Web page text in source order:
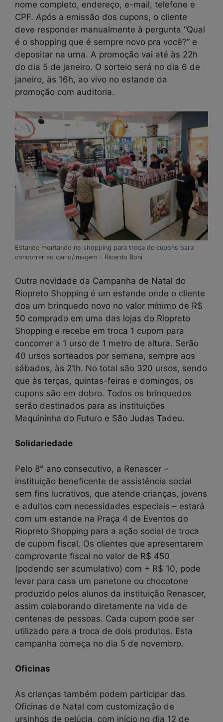
nome completo, endereço, e-mail, telefone e
CPF. Após a emissão dos cupons, o cliente
deve responder manualmente à pergunta “Qual
é o shopping que é sempre novo pra você?” e
depositar na urna. A promoção vai até às 22h
do dia 5 de janeiro. O sorteio será no dia 6 de
janeiro, às 16h, ao vivo no estande da
promoção com auditoria.
Estande montando no shopping para troca de cupons para
concorrer ao carro/imagem – Ricardo Boni
Outra novidade da Campanha de Natal do
Riopreto Shopping é um estande onde o cliente
doa um brinquedo novo no valor mínimo de R$
50 comprado em uma das lojas do Riopreto
Shopping e recebe em troca 1 cupom para
concorrer a 1 urso de 1 metro de altura. Serão
40 ursos sorteados por semana, sempre aos
sábados, às 21h. No total são 320 ursos, sendo
que às terças, quintas-feiras e domingos, os
cupons são em dobro. Todos os brinquedos
serão destinados para as instituições
Maquininha do Futuro e São Judas Tadeu.
Solidariedade
Pelo 8° ano consecutivo, a Renascer –
instituição beneficente de assistência social
sem fins lucrativos, que atende crianças, jovens
e adultos com necessidades especiais – estará
com um estande na Praça 4 de Eventos do
Riopreto Shopping para a ação social de troca
de cupom fiscal. Os clientes que apresentarem
comprovante fiscal no valor de R$ 450
(podendo ser acumulativo) com + R$ 10, pode
levar para casa um panetone ou chocotone
produzido pelos alunos da instituição Renascer,
assim colaborando diretamente na vida de
centenas de pessoas. Cada cupom pode ser
utilizado para a troca de dois produtos. Esta
campanha começa no dia 5 de novembro.
Oficinas
As crianças também podem participar das
Oficinas de Natal com customização de
ursinhos de pelúcia, com início no dia 12 de